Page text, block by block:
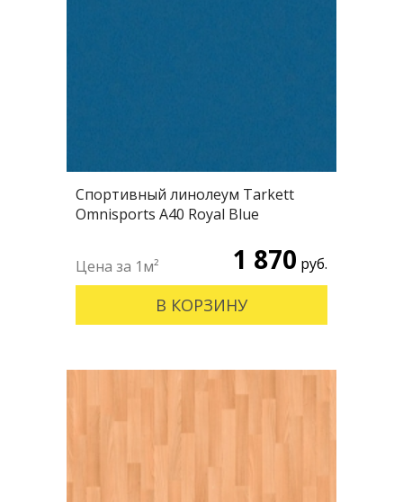
Спортивный линолеум Tarkett
Omnisports А40 Royal Blue
1 870 руб.
В КОРЗИНУ